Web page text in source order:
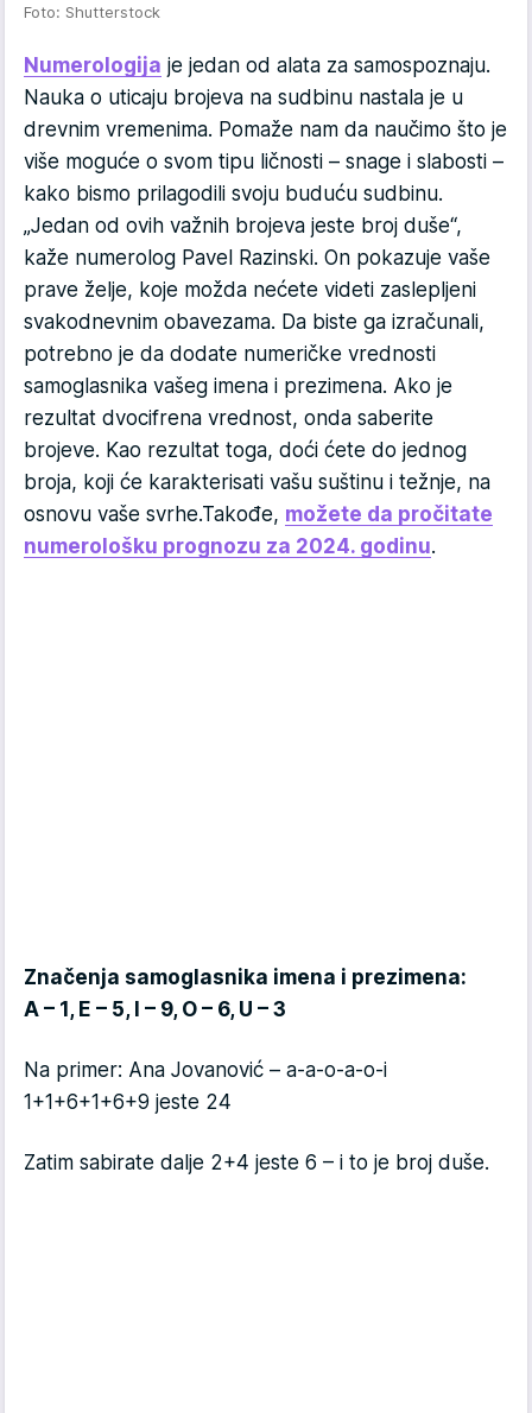
Foto: Shutterstock
Numerologija je jedan od alata za samospoznaju.
Nauka o uticaju brojeva na sudbinu nastala je u
drevnim vremenima. Pomaže nam da naučimo što je
više moguće o svom tipu ličnosti – snage i slabosti –
kako bismo prilagodili svoju buduću sudbinu.
„Jedan od ovih važnih brojeva jeste broj duše“,
kaže numerolog Pavel Razinski. On pokazuje vaše
prave želje, koje možda nećete videti zaslepljeni
svakodnevnim obavezama. Da biste ga izračunali,
potrebno je da dodate numeričke vrednosti
samoglasnika vašeg imena i prezimena. Ako je
rezultat dvocifrena vrednost, onda saberite
brojeve. Kao rezultat toga, doći ćete do jednog
broja, koji će karakterisati vašu suštinu i težnje, na
osnovu vaše svrhe.Takođe, možete da pročitate
numerološku prognozu za 2024. godinu.
Značenja samoglasnika imena i prezimena:
A – 1, E – 5, I – 9, O – 6, U – 3
Na primer: Ana Jovanović – a-a-o-a-o-i
1+1+6+1+6+9 jeste 24
Zatim sabirate dalje 2+4 jeste 6 – i to je broj duše.